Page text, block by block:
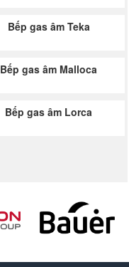
Bếp gas âm Teka
Bếp gas âm Malloca
Bếp gas âm Lorca